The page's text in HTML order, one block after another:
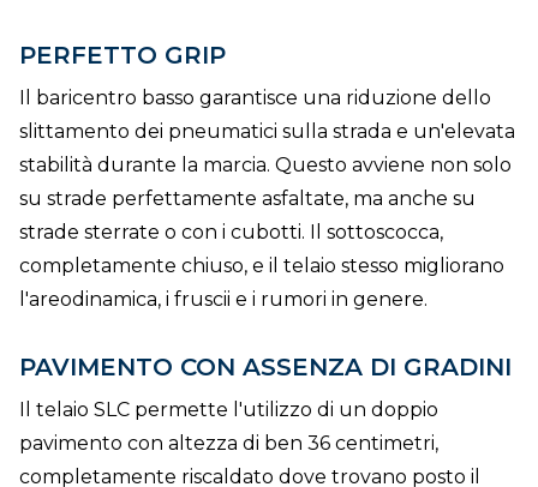
PERFETTO GRIP
Il baricentro basso garantisce una riduzione dello
slittamento dei pneumatici sulla strada e un'elevata
stabilità durante la marcia. Questo avviene non solo
su strade perfettamente asfaltate, ma anche su
strade sterrate o con i cubotti. Il sottoscocca,
completamente chiuso, e il telaio stesso migliorano
l'areodinamica, i fruscii e i rumori in genere.
PAVIMENTO CON ASSENZA DI GRADINI
Il telaio SLC permette l'utilizzo di un doppio
pavimento con altezza di ben 36 centimetri,
completamente riscaldato dove trovano posto il